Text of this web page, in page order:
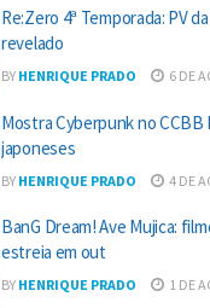
Re:Zero 4ª Temporada: PV
revelado
BY HENRIQUE PRADO 6 DE
Mostra Cyberpunk no CCBB
japoneses
BY HENRIQUE PRADO 4 DE
BanG Dream! Ave Mujica:
estreia em out
BY HENRIQUE PRADO 1 DE